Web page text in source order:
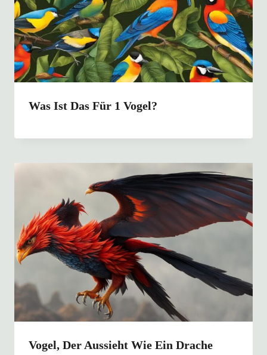
Was Ist Das Für 1 Vogel?
Vogel, Der Aussieht Wie Ein Drache